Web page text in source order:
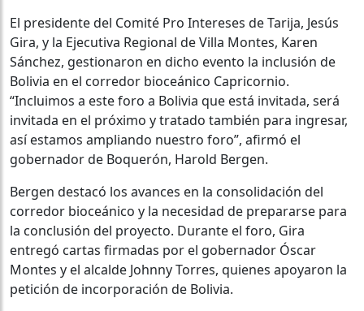
El presidente del Comité Pro Intereses de Tarija, Jesús
Gira, y la Ejecutiva Regional de Villa Montes, Karen
Sánchez, gestionaron en dicho evento la inclusión de
Bolivia en el corredor bioceánico Capricornio.
“Incluimos a este foro a Bolivia que está invitada, será
invitada en el próximo y tratado también para ingresar,
así estamos ampliando nuestro foro”, afirmó el
gobernador de Boquerón, Harold Bergen.
Bergen destacó los avances en la consolidación del
corredor bioceánico y la necesidad de prepararse para
la conclusión del proyecto. Durante el foro, Gira
entregó cartas firmadas por el gobernador Óscar
Montes y el alcalde Johnny Torres, quienes apoyaron la
petición de incorporación de Bolivia.